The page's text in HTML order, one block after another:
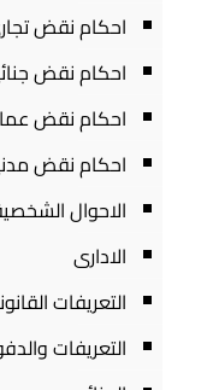
احكام نقض
احكام نقض
احكام نقض
احكام نقض
الاحوال
الادارى
التعريفات
التعريفات